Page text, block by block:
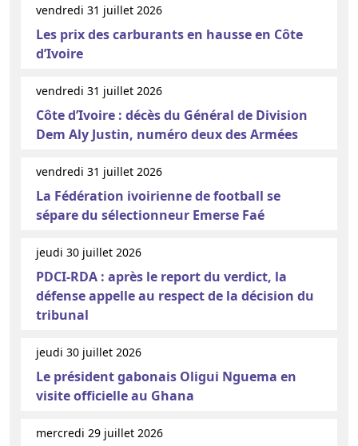
vendredi 31 juillet 2026
Les prix des carburants en hausse en Côte
d’Ivoire
vendredi 31 juillet 2026
Côte d’Ivoire : décès du Général de Division
Dem Aly Justin, numéro deux des Armées
vendredi 31 juillet 2026
La Fédération ivoirienne de football se
sépare du sélectionneur Emerse Faé
jeudi 30 juillet 2026
PDCI-RDA : après le report du verdict, la
défense appelle au respect de la décision du
tribunal
jeudi 30 juillet 2026
Le président gabonais Oligui Nguema en
visite officielle au Ghana
mercredi 29 juillet 2026